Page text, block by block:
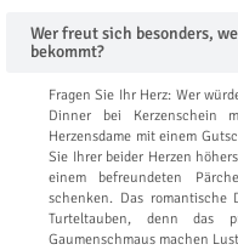
Wer freut sich besonders,
bekommt?
Fragen Sie Ihr Herz: Wer
Dinner bei Kerzenschein
Herzensdame mit einem
Sie Ihrer beider Herzen
einem befreundeten
schenken. Das
Turteltauben, denn das
Gaumenschmaus machen